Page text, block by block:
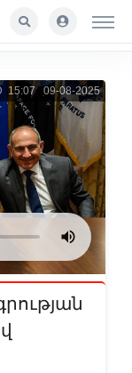
15:07 09-08-2025